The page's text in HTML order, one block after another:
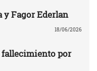
y Fagor Ederlan
18/06/2026
fallecimiento por